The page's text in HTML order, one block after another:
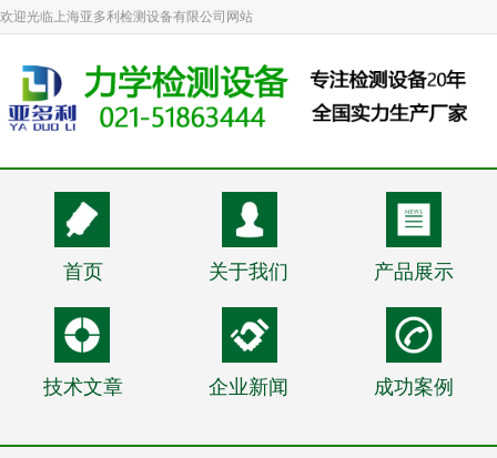
欢迎光临上海亚多利检测设备有限公司网站
首页 关于我们 产品展示
技术文章 企业新闻 成功案例